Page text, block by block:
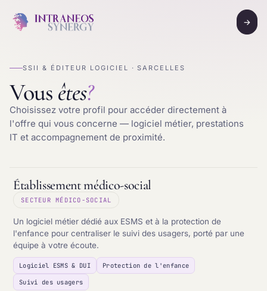
→
SSII & ÉDITEUR LOGICIEL · SARCELLES
Vous êtes?
Choisissez votre profil pour accéder directement à
l'offre qui vous concerne — logiciel métier, prestations
IT et accompagnement de proximité.
Établissement médico-social
SECTEUR MÉDICO-SOCIAL
Un logiciel métier dédié aux ESMS et à la protection de
l'enfance pour centraliser le suivi des usagers, porté par une
équipe à votre écoute.
Logiciel ESMS & DUI
Protection de l'enfance
Suivi des usagers